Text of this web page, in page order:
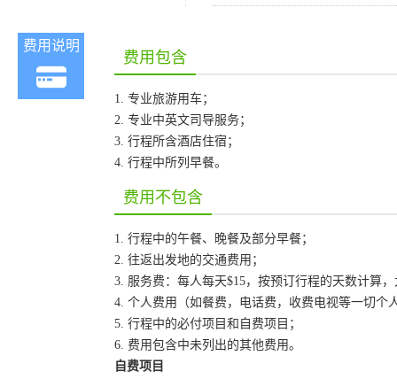
费用说明
费用包含
1. 专业旅游用车；
2. 专业中英文司导服务；
3. 行程所含酒店住宿；
4. 行程中所列早餐。
费用不包含
1. 行程中的午餐、晚餐及部分早餐；
2. 往返出发地的交通费用；
3. 服务费：每人每天$15，按预订行程的天数计算
4. 个人费用（如餐费，电话费，收费电视等一切个
5. 行程中的必付项目和自费项目；
6. 费用包含中未列出的其他费用。
自费项目